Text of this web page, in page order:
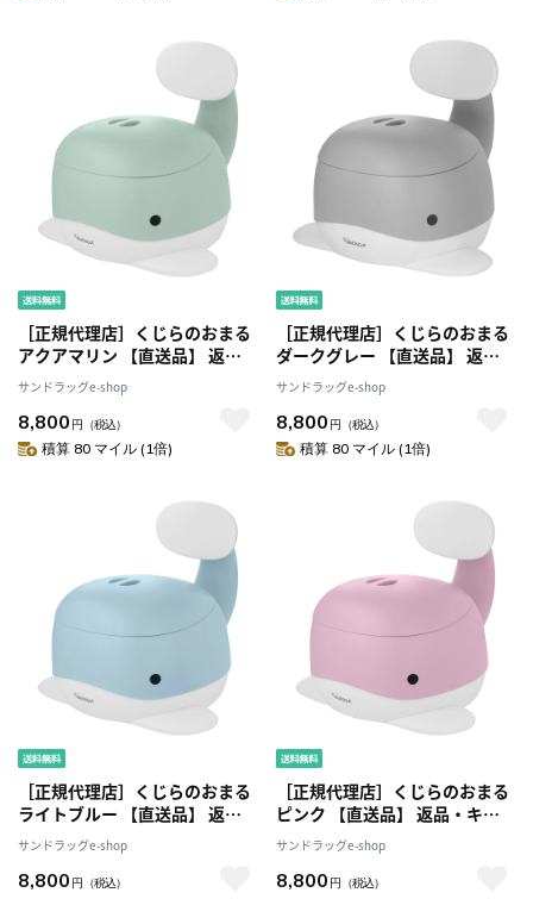
［正規代理店］くじらのおまる
アクアマリン 【直送品】 返
品・キャンセル・他商品と同時
購入は不可
サンドラッグe-shop
8,800 円 （税込）
積算 80 マイル (1倍)
［正規代理店］くじらのおまる
ダークグレー 【直送品】 返
品・キャンセル・他商品と同時
購入は不可
サンドラッグe-shop
8,800 円 （税込）
積算 80 マイル (1倍)
［正規代理店］くじらのおまる
ライトブルー 【直送品】 返
品・キャンセル・他商品と同時
購入は不可
サンドラッグe-shop
8,800 円 （税込）
［正規代理店］くじらのおまる
ピンク 【直送品】 返品・キャ
ンセル・他商品と同時購入は不
可
サンドラッグe-shop
8,800 円 （税込）